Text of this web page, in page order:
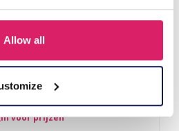
Allow all
Steel 316L CZ Ear Piercing 12mm
voor prijzen